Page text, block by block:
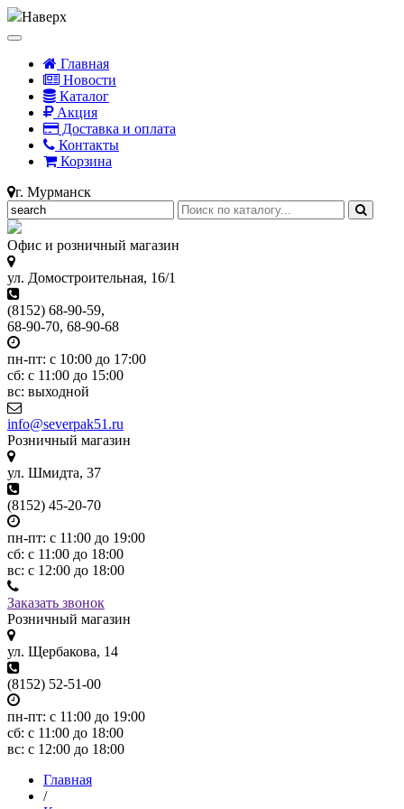
Наверх
Главная
Новости
Каталог
Акция
Доставка и оплата
Контакты
Корзина
г. Мурманск
Офис и розничный магазин
ул. Домостроительная, 16/1
(8152) 68-90-59,
68-90-70, 68-90-68
пн-пт: с 10:00 до 17:00
сб: с 11:00 до 15:00
вс: выходной
info@severpak51.ru
Розничный магазин
ул. Шмидта, 37
(8152) 45-20-70
пн-пт: с 11:00 до 19:00
сб: с 11:00 до 18:00
вс: с 12:00 до 18:00
Заказать звонок
Розничный магазин
ул. Щербакова, 14
(8152) 52-51-00
пн-пт: с 11:00 до 19:00
сб: с 11:00 до 18:00
вс: с 12:00 до 18:00
Главная
/